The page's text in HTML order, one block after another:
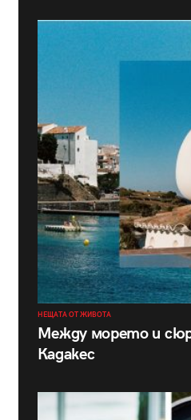
НЕЩАТА ОТ ЖИВОТА
Между морето и
Кадакес